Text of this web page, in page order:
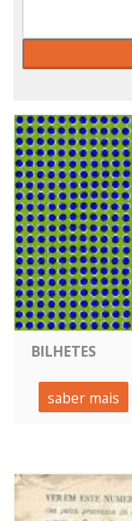
BILHETES
saber mais